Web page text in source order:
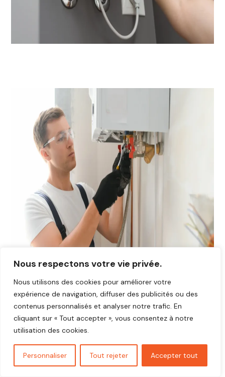
Nous respectons votre vie privée.
Nous utilisons des cookies pour améliorer votre
expérience de navigation, diffuser des publicités ou des
contenus personnalisés et analyser notre trafic. En
cliquant sur « Tout accepter », vous consentez à notre
utilisation des cookies.
Personnaliser Tout rejeter Accepter tout
Avis plombier Stains 93240
Vous cherchez un plombier fiable et réactif dansStains
93240?
bénéficié d’interventions rapides, soignées et au juste prix.
Nos artisans plombiers interviennent pour toutes vos